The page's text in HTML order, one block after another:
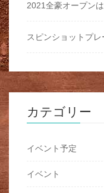
2021全豪オープン
スピンショットプ
カテゴリー
イベント予定
イベント